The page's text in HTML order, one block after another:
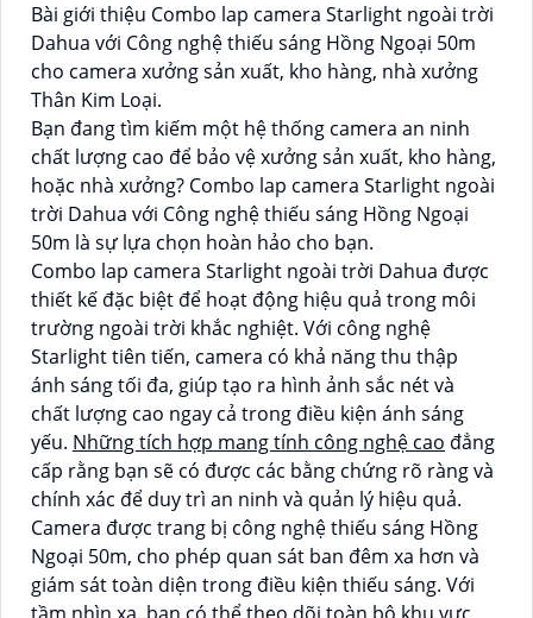
Bài giới thiệu Combo lap camera Starlight ngoài trời
Dahua với Công nghệ thiếu sáng Hồng Ngoại 50m
cho camera xưởng sản xuất, kho hàng, nhà xưởng
Thân Kim Loại.
Bạn đang tìm kiếm một hệ thống camera an ninh
chất lượng cao để bảo vệ xưởng sản xuất, kho hàng,
hoặc nhà xưởng? Combo lap camera Starlight ngoài
trời Dahua với Công nghệ thiếu sáng Hồng Ngoại
50m là sự lựa chọn hoàn hảo cho bạn.
Combo lap camera Starlight ngoài trời Dahua được
thiết kế đặc biệt để hoạt động hiệu quả trong môi
trường ngoài trời khắc nghiệt. Với công nghệ
Starlight tiên tiến, camera có khả năng thu thập
ánh sáng tối đa, giúp tạo ra hình ảnh sắc nét và
chất lượng cao ngay cả trong điều kiện ánh sáng
yếu. Những tích hợp mang tính công nghệ cao đẳng
cấp rằng bạn sẽ có được các bằng chứng rõ ràng và
chính xác để duy trì an ninh và quản lý hiệu quả.
Camera được trang bị công nghệ thiếu sáng Hồng
Ngoại 50m, cho phép quan sát ban đêm xa hơn và
giám sát toàn diện trong điều kiện thiếu sáng. Với